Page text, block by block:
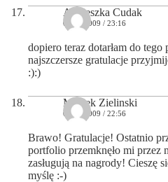
Agnieszka Cudak
06/05/2009 / 23:16
dopiero teraz dotarłam do
najszczersze gratulacje
:):)
Maciek Zielinski
07/05/2009 / 22:56
Brawo! Gratulacje! Ostatnio
portfolio przemknęło mi przez
zasługują na nagrody! Cieszę
myślę :-)